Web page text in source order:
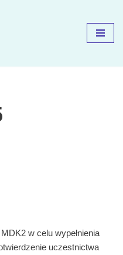
w celu wypełnienia
uczestnictwa